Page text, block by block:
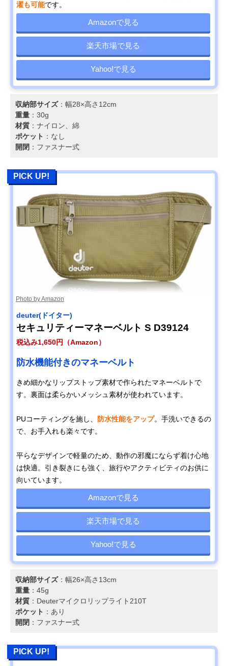
濯も可能です。
Amazonで見る
楽天市場で見る
Yahoo!で見る
収納部サイズ：幅28×高さ12cm
重量 ：30g
材質 ：ナイロン、綿
ポケット ：なし
開閉 ：ファスナー式
PICK UP!
Photo by Amazon
deuter(ドイター)
セキュリティーマネーベルト S D39124
税込み1,650円（Amazon）
防水機能付きのマネーベルト
きめ細かなリップストップ素材で作られたマネーベルトで
す。裏面は柔らかいメッシュ素材が使われています。
PUコーティングを施し、 防水性能をアップ。手洗いできるの
で、お手入れも楽々です。
平らなデザインで軽量のため、動作の邪魔にならず着け心地
は快適。引き裂きにも強く、旅行やアクティビティのお供に
向いています。
Amazonで見る
楽天市場で見る
Yahoo!で見る
収納部サイズ：幅26×高さ13cm
重量 ：45g
材質 ：Deuterマイクロリップライト210T
ポケット ：あり
開閉 ：ファスナー式
PICK UP!